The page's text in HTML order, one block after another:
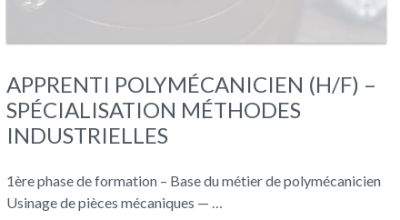
APPRENTI POLYMÉCANICIEN (H/F) –
SPÉCIALISATION MÉTHODES
INDUSTRIELLES
1ère phase de formation – Base du métier de polymécanicien
Usinage de pièces mécaniques — …